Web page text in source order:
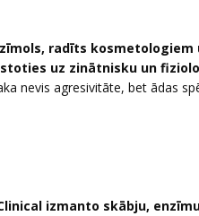
radīts
uz zinātnisku un
nevis agresivitāte, bet ādas
izmanto skābju,